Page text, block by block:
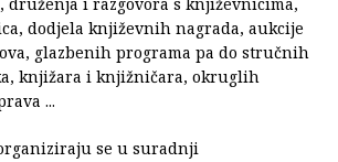
dodjela književnih nagrada, aukcije
glazbenih programa pa do stručnih
knjižara i knjižničara, okruglih
...
se u suradnji